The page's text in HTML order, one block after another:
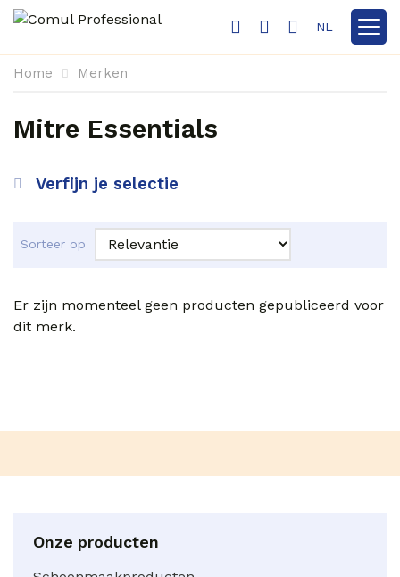
NL
Toon
Home Merken
Mitre Essentials
Verfijn je selectie
Sorteer op
Er zijn momenteel geen producten gepubliceerd voor
dit merk.
Onze producten